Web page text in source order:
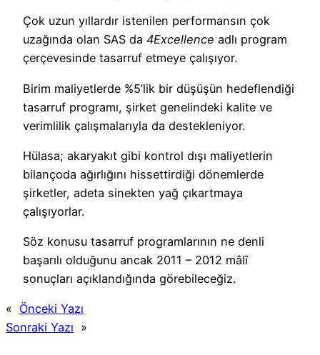
Çok uzun yıllardır istenilen performansın çok
uzağında olan SAS da 4Excellence adlı program
çerçevesinde tasarruf etmeye çalışıyor.
Birim maliyetlerde %5’lik bir düşüşün hedeflendiği
tasarruf programı, şirket genelindeki kalite ve
verimlilik çalışmalarıyla da destekleniyor.
Hülasa; akaryakıt gibi kontrol dışı maliyetlerin
bilançoda ağırlığını hissettirdiği dönemlerde
şirketler, adeta sinekten yağ çıkartmaya
çalışıyorlar.
Söz konusu tasarruf programlarının ne denli
başarılı olduğunu ancak 2011 – 2012 mâlî
sonuçları açıklandığında görebileceğiz.
« Önceki Yazı
Sonraki Yazı »